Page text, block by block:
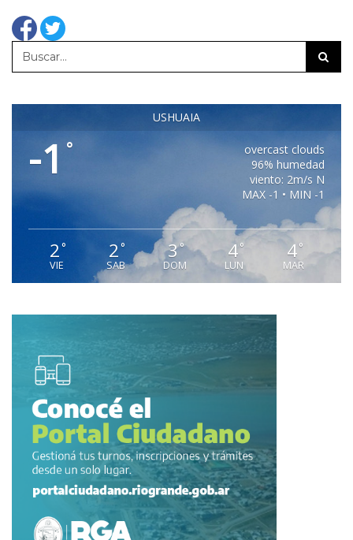
USHUAIA
-1 °
overcast clouds
96% humedad
viento: 2m/s N
MAX -1 • MIN -1
2°
VIE
2 °
SAB
3°
DOM
4°
LUN
4°
MAR